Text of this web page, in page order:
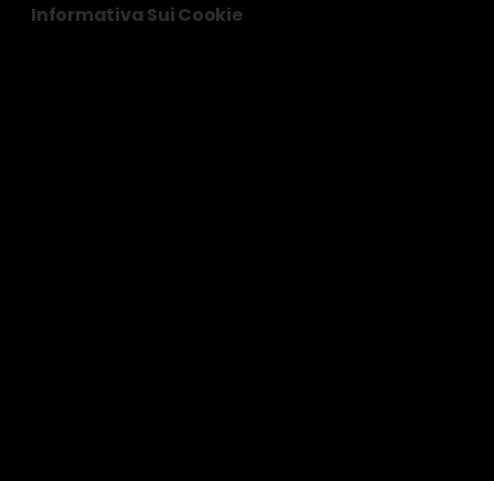
Informativa Sui Cookie